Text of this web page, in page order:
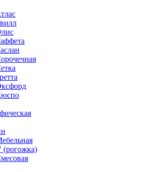
(рогожка)